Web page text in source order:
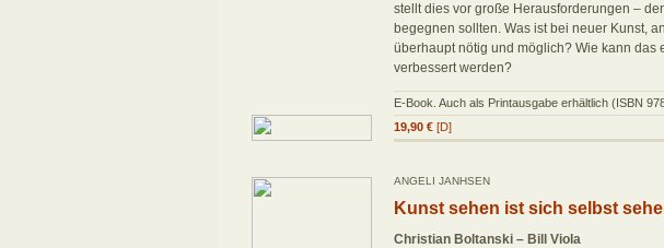
stellt dies vor große Herausforderungen –
begegnen sollten. Was ist bei neuer Kunst,
überhaupt nötig und möglich? Wie kann das
verbessert werden?
E-Book. Auch als Printausgabe erhältlich (ISBN
19,90 € [D]
ANGELI JANHSEN
Kunst sehen ist sich selbst
Christian Boltanski – Bill Viola